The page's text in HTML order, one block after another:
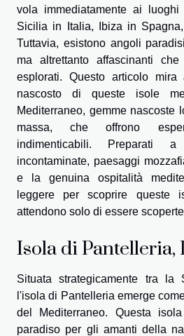
vola immediatamente ai
Sicilia in Italia, Ibiza in
Tuttavia, esistono angoli
ma altrettanto affascinanti
esplorati. Questo articolo
nascosto di queste isole
Mediterraneo, gemme nascoste
massa, che offrono
indimenticabili. Preparati
incontaminate, paesaggi
e la genuina ospitalità
leggere per scoprire queste
attendono solo di essere
Isola di Pantelleria,
Situata strategicamente tra
l'isola di Pantelleria emerge
del Mediterraneo. Questa
paradiso per gli amanti della